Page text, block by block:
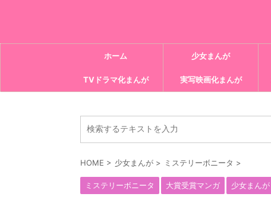
ホーム 少女まんが
TVドラマ化まんが 実写映画化まんが
HOME > 少女まんが > ミステリーボニータ >
ミステリーボニータ 大賞受賞マンガ 少女まんが